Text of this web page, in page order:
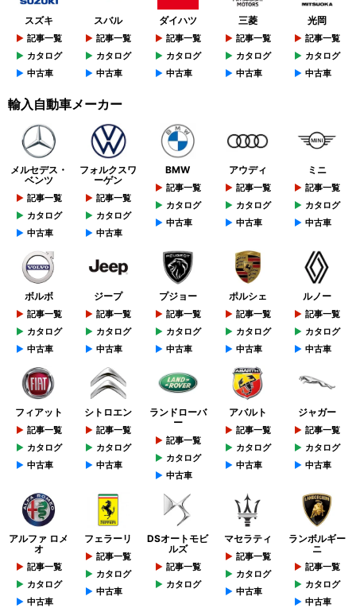
スズキ
記事一覧
カタログ
中古車
スバル
記事一覧
カタログ
中古車
ダイハツ
記事一覧
カタログ
中古車
三菱
記事一覧
カタログ
中古車
光岡
記事一覧
カタログ
中古車
輸入自動車メーカー
メルセデス・
ベンツ
記事一覧
カタログ
中古車
フォルクスワ
ーゲン
記事一覧
カタログ
中古車
BMW
記事一覧
カタログ
中古車
アウディ
記事一覧
カタログ
中古車
ミニ
記事一覧
カタログ
中古車
ボルボ
記事一覧
カタログ
中古車
ジープ
記事一覧
カタログ
中古車
プジョー
記事一覧
カタログ
中古車
ポルシェ
記事一覧
カタログ
中古車
ルノー
記事一覧
カタログ
中古車
フィアット
記事一覧
カタログ
中古車
シトロエン
記事一覧
カタログ
中古車
ランドローバ
ー
記事一覧
カタログ
中古車
アバルト
記事一覧
カタログ
中古車
ジャガー
記事一覧
カタログ
中古車
アルファ ロメ
オ
記事一覧
カタログ
中古車
フェラーリ
記事一覧
カタログ
中古車
DSオートモビ
ルズ
記事一覧
カタログ
マセラティ
記事一覧
カタログ
中古車
ランボルギー
ニ
記事一覧
カタログ
中古車